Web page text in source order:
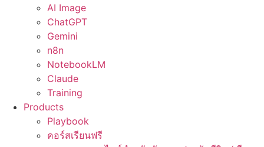
AI Image
ChatGPT
Gemini
n8n
NotebookLM
Claude
Training
Products
Playbook
คอร์สเรียนฟรี